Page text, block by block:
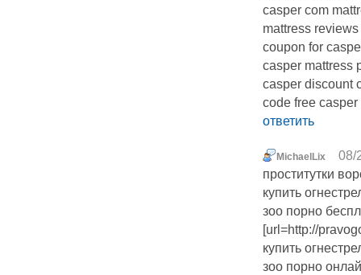
casper com
mattress
coupon for
casper mattress
casper discount
code free
ответить
MichaelLix
08/
проститутки
купить
зоо порно
[url=http://
купить
зоо порно